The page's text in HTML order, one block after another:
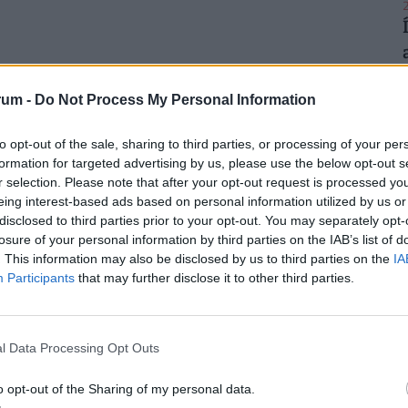
- Do Not Process My Personal Information
opt-out of the sale, sharing to third parties, or processing of your
for targeted advertising by us, please use the below opt-out
selection. Please note that after your opt-out request is processed
interest-based ads based on personal information utilized by us
to third parties prior to your opt-out. You may separately
of your personal information by third parties on the IAB’s list of
This information may also be disclosed by us to third parties on the
Participants that may further disclose it to other third parties.
Data Processing Opt Outs
opt-out of the Sharing of my personal data.
ha valakinél Lyme-kór gyanúja merül fel,
teszt elvégzését kérheti. Az
igazolják a fertőzést, ezért érdemes direkt
ki.
HA NYUGDÍJBA MEGY: EGYSZERŰ
örvendenek anyugdíjmegtakarítási
garancia, úgy tűnik ez időskori